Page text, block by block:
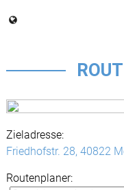
Zieladresse:
Friedhofstr. 28, 40822
Routenplaner: